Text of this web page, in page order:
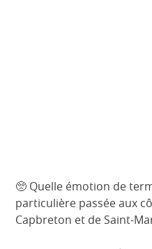
🥺 Quelle émotion de
particulière passée aux
Capbreton et de Saint-